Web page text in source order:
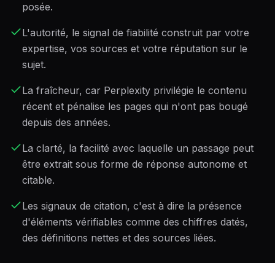
posée.
L'autorité, le signal de fiabilité construit par votre
expertise, vos sources et votre réputation sur le
sujet.
La fraîcheur, car Perplexity privilégie le contenu
récent et pénalise les pages qui n'ont pas bougé
depuis des années.
La clarté, la facilité avec laquelle un passage peut
être extrait sous forme de réponse autonome et
citable.
Les signaux de citation, c'est à dire la présence
d'éléments vérifiables comme des chiffres datés,
des définitions nettes et des sources liées.